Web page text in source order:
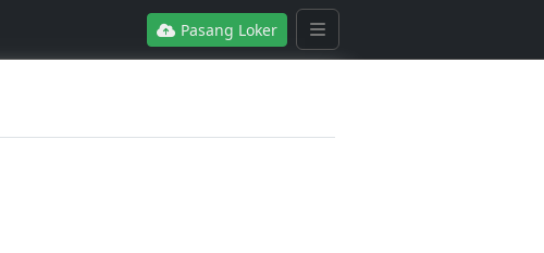
Pasang Loker